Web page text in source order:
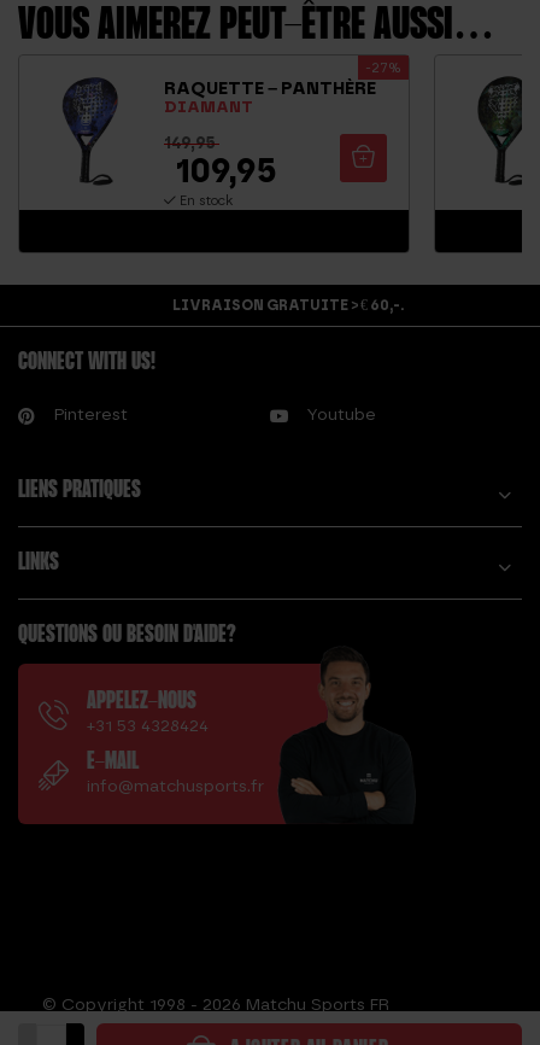
VOUS AIMEREZ PEUT-ÊTRE AUSSI…
RAQUETTE – PANTHÈRE
DIAMANT
-27%
149,95
109,95
En stock
LIVRAISON GRATUITE > € 60,-.
CONNECT WITH US!
Pinterest Youtube
LIENS PRATIQUES
LINKS
QUESTIONS OU BESOIN D'AIDE?
APPELEZ-NOUS
+31 53 4328424
E-MAIL
info@matchusports.fr
© Copyright 1998 - 2026 Matchu Sports FR